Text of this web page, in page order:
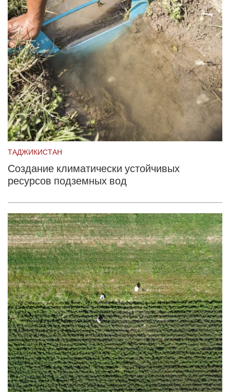
ТАДЖИКИСТАН
Создание климатически устойчивых
ресурсов подземных вод